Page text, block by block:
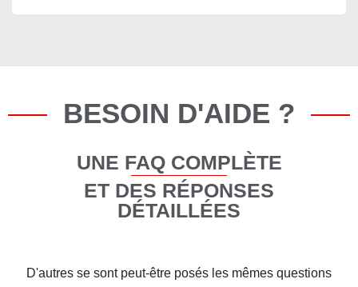
BESOIN D'AIDE ?
UNE FAQ COMPLÈTE
ET DES RÉPONSES
DÉTAILLÉES
D'autres se sont peut-être posés les mêmes questions